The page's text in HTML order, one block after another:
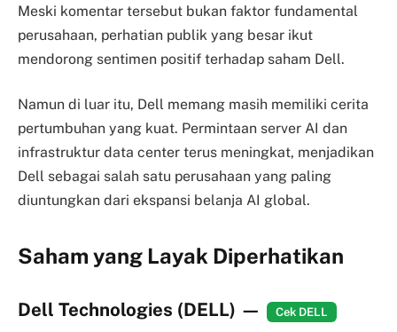
Meski komentar tersebut bukan faktor fundamental
perusahaan, perhatian publik yang besar ikut
mendorong sentimen positif terhadap saham Dell.
Namun di luar itu, Dell memang masih memiliki cerita
pertumbuhan yang kuat. Permintaan server AI dan
infrastruktur data center terus meningkat, menjadikan
Dell sebagai salah satu perusahaan yang paling
diuntungkan dari ekspansi belanja AI global.
Saham yang Layak Diperhatikan
Dell Technologies (DELL) — Cek DELL